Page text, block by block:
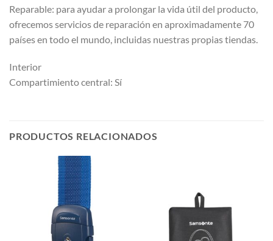
Reparable: para ayudar a prolongar la vida útil del producto,
ofrecemos servicios de reparación en aproximadamente 70
países en todo el mundo, incluidas nuestras propias tiendas.
Interior
Compartimiento central: Sí
PRODUCTOS RELACIONADOS